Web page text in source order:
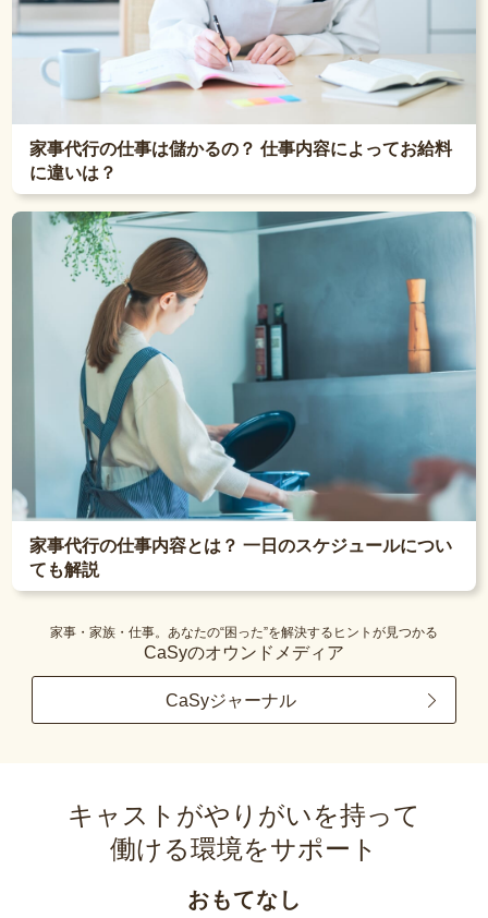
家事代行の仕事は儲かるの？ 仕事内容によってお給料
に違いは？
家事代行の仕事内容とは？ 一日のスケジュールについ
ても解説
家事・家族・仕事。あなたの“困った”を解決するヒントが見つかる
CaSyのオウンドメディア
CaSyジャーナル
キャストがやりがいを持って
働ける環境をサポート
おもてなし